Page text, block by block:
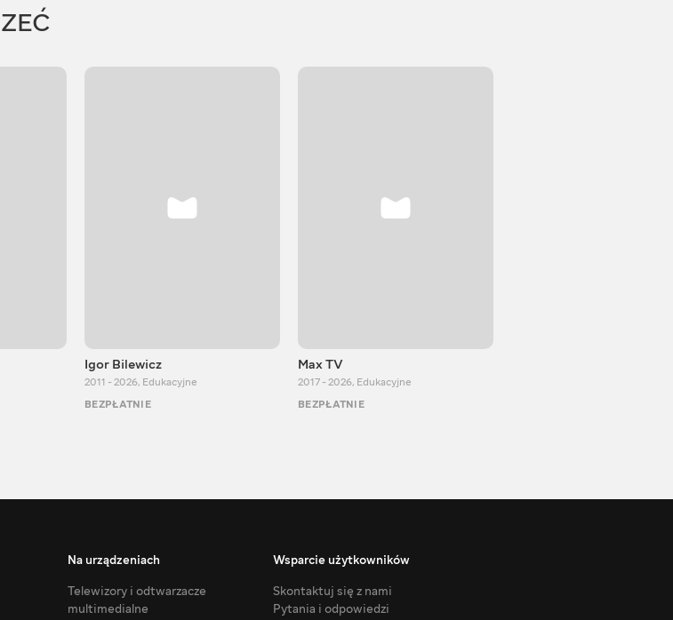
Igor Bilewicz
2011 - 2026, Edukacyjne
BEZPŁATNIE
Max TV
2017 - 2026, Edukacyjne
BEZPŁATNIE
Na urządzeniach
Telewizory i odtwarzacze
multimedialne
Wsparcie użytkowników
Skontaktuj się z nami
Pytania i odpowiedzi